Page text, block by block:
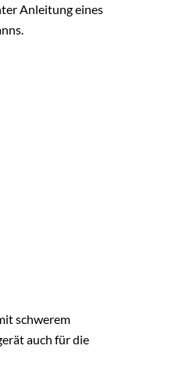
Anleitung eines
schwerem
auch für die